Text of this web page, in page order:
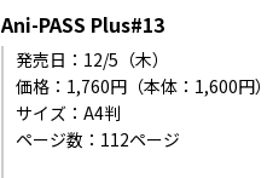
Ani-PASS Plus#13
発売日：12/5（木）
価格：1,760円（本体：1,600円）
サイズ：A4判
ページ数：112ページ